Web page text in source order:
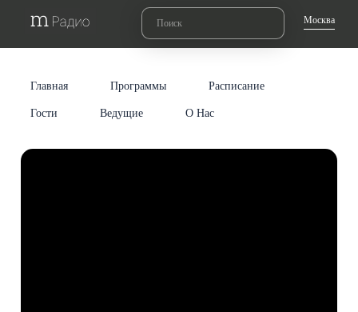
Москва
Главная Программы Расписание
Гости Ведущие О Нас